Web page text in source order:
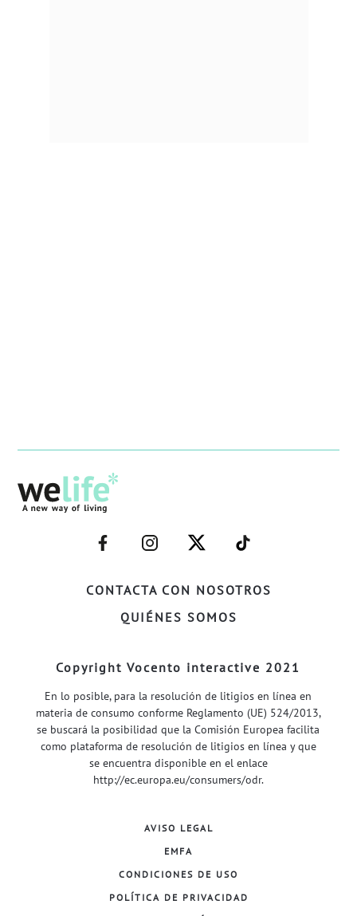
CONTACTA CON NOSOTROS
QUIÉNES SOMOS
–
FACEBOOK–
–
INSTAGRAM–
–
TWITTER–
–
WELIFE–
Copyright Vocento interactive 2021
En lo posible, para la resolución de litigios en línea en
materia de consumo conforme Reglamento (UE) 524/2013,
se buscará la posibilidad que la Comisión Europea facilita
como plataforma de resolución de litigios en línea y que
se encuentra disponible en el enlace
http://ec.europa.eu/consumers/odr.
AVISO LEGAL
EMFA
CONDICIONES DE USO
POLÍTICA DE PRIVACIDAD